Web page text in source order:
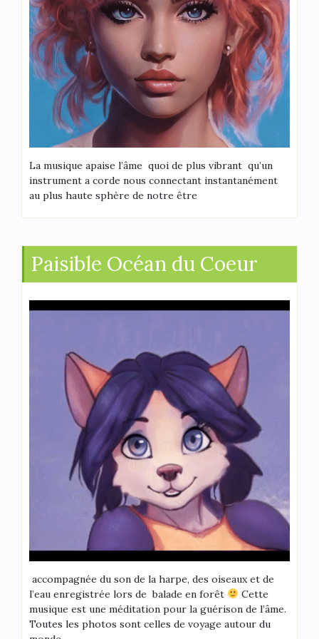
La musique apaise l’âme quoi de plus vibrant qu’un
instrument a corde nous connectant instantanément
au plus haute sphère de notre être
Paisible Océan du Coeur
accompagnée du son de la harpe, des oiseaux et de
l’eau enregistrée lors de balade en forêt
Cette
musique est une méditation pour la guérison de l’âme.
Toutes les photos sont celles de voyage autour du